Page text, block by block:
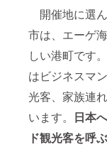
開催地に選
市は、エーゲ
しい港町です
はビジネスマ
光客、家族連
います。 日本
ド観光客を呼